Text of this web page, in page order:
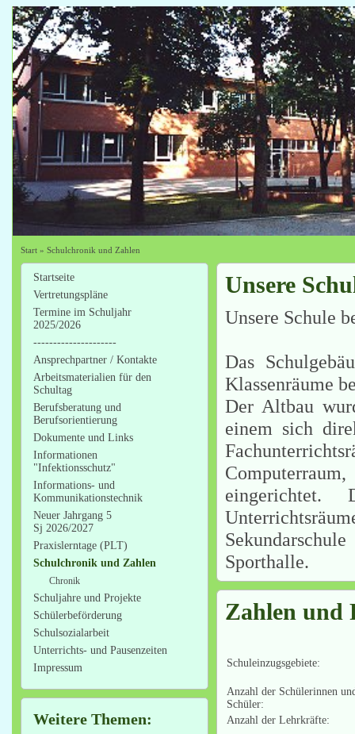
Start» Schulchronik und Zahlen
Startseite
Vertretungspläne
Termine im Schuljahr
2025/2026
---------------------
Ansprechpartner / Kontakte
Arbeitsmaterialien für den
Schultag
Berufsberatung und
Berufsorientierung
Dokumente und Links
Informationen
"Infektionsschutz"
Informations- und
Kommunikationstechnik
Neuer Jahrgang 5
Sj 2026/2027
Praxislerntage (PLT)
Schulchronik und Zahlen
Chronik
Schuljahre und Projekte
Schülerbeförderung
Schulsozialarbeit
Unterrichts- und Pausenzeiten
Impressum
Weitere Themen:
Unsere
Unsere Schule
Das
Klassenräume
Der Altbau
einem sich
Sporthalle.
Zahlen und
Schuleinzugsgebiete:
Anzahl der Schülerinnen
Schüler:
Anzahl der Lehrkräfte: